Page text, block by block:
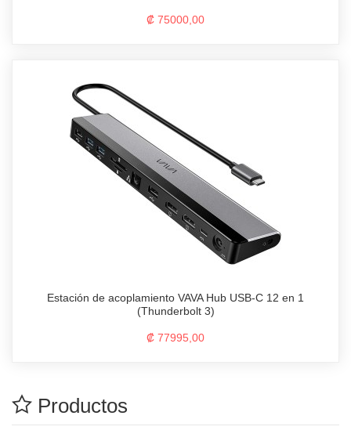
₡ 75000,00
Estación de acoplamiento VAVA Hub USB-C 12 en 1
(Thunderbolt 3)
₡ 77995,00
Productos